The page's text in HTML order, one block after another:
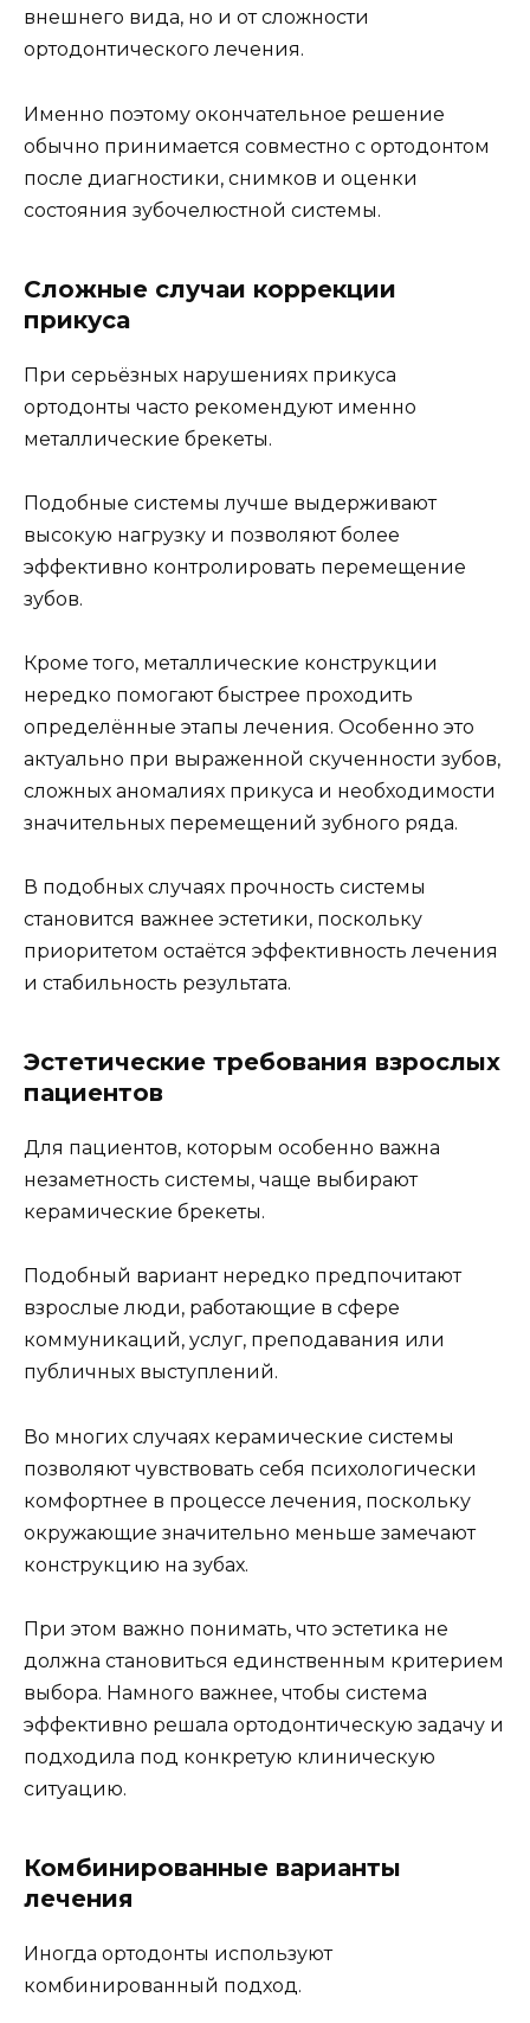
внешнего вида, но и от сложности
ортодонтического лечения.
Именно поэтому окончательное решение
обычно принимается совместно с ортодонтом
после диагностики, снимков и оценки
состояния зубочелюстной системы.
Сложные случаи коррекции
прикуса
При серьёзных нарушениях прикуса
ортодонты часто рекомендуют именно
металлические брекеты.
Подобные системы лучше выдерживают
высокую нагрузку и позволяют более
эффективно контролировать перемещение
зубов.
Кроме того, металлические конструкции
нередко помогают быстрее проходить
определённые этапы лечения. Особенно это
актуально при выраженной скученности зубов,
сложных аномалиях прикуса и необходимости
значительных перемещений зубного ряда.
В подобных случаях прочность системы
становится важнее эстетики, поскольку
приоритетом остаётся эффективность лечения
и стабильность результата.
Эстетические требования взрослых
пациентов
Для пациентов, которым особенно важна
незаметность системы, чаще выбирают
керамические брекеты.
Подобный вариант нередко предпочитают
взрослые люди, работающие в сфере
коммуникаций, услуг, преподавания или
публичных выступлений.
Во многих случаях керамические системы
позволяют чувствовать себя психологически
комфортнее в процессе лечения, поскольку
окружающие значительно меньше замечают
конструкцию на зубах.
При этом важно понимать, что эстетика не
должна становиться единственным критерием
выбора. Намного важнее, чтобы система
эффективно решала ортодонтическую задачу и
подходила под конкретую клиническую
ситуацию.
Комбинированные варианты
лечения
Иногда ортодонты используют
комбинированный подход.